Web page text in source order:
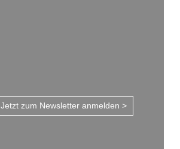
Jetzt zum Newsletter anmelden >